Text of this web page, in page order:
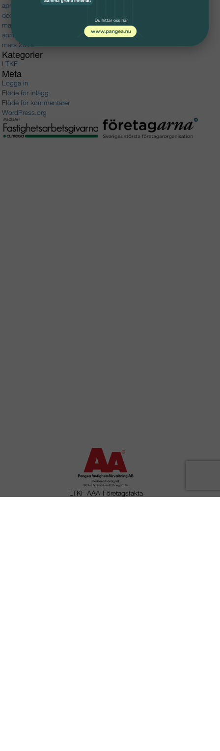
april 2016
december 2015
maj 2015
april 2015
mars 2015
Kategorier
LTKF
Meta
Logga in
Flöde för inlägg
Flöde för kommentarer
WordPress.org
LTKF AAA-Företagsfakta